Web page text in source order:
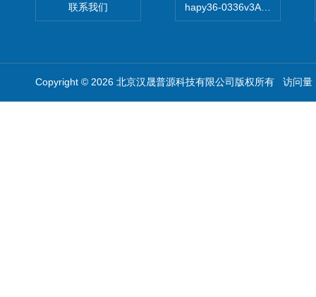
联系我们 hapy36-0336v3A高精度小型
Copyright © 2026 北京汉晟普源科技有限公司版权所有 访问量